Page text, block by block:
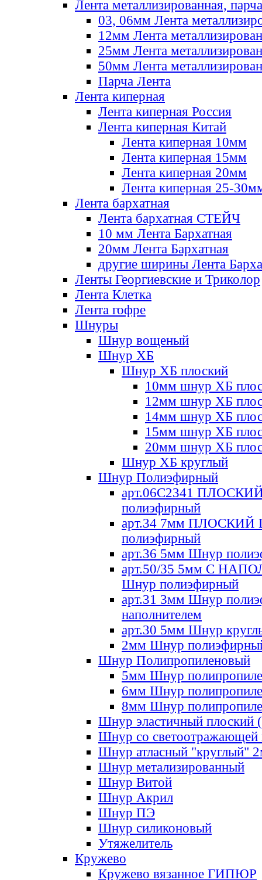
Лента металлизированная, парча
03, 06мм Лента
12мм Лента
25мм Лента
50мм Лента
Парча Лента
Лента киперная
Лента киперная Россия
Лента киперная Китай
Лента киперная 10мм
Лента киперная 15мм
Лента киперная 20мм
Лента киперная 25-
Лента бархатная
Лента бархатная СТЕЙЧ
10 мм Лента Бархатная
20мм Лента Бархатная
другие ширины Лента
Ленты Георгиевские и Триколор
Лента Клетка
Лента гофре
Шнуры
Шнур вощеный
Шнур ХБ
Шнур ХБ плоский
10мм шнур ХБ
12мм шнур ХБ
14мм шнур ХБ
15мм шнур ХБ
20мм шнур ХБ
Шнур ХБ круглый
Шнур Полиэфирный
арт.06С2341
полиэфирный
арт.34 7мм ПЛОСКИЙ
полиэфирный
арт.36 5мм Шнур
арт.50/35 5мм С
Шнур полиэфирный
арт.31 3мм Шнур
наполнителем
арт.30 5мм Шнур
2мм Шнур
Шнур Полипропиленовый
5мм Шнур
6мм Шнур
8мм Шнур
Шнур эластичный плоский
Шнур со светоотражающей
Шнур атласный "круглый"
Шнур метализированный
Шнур Витой
Шнур Акрил
Шнур ПЭ
Шнур силиконовый
Утяжелитель
Кружево
Кружево вязанное ГИПЮР